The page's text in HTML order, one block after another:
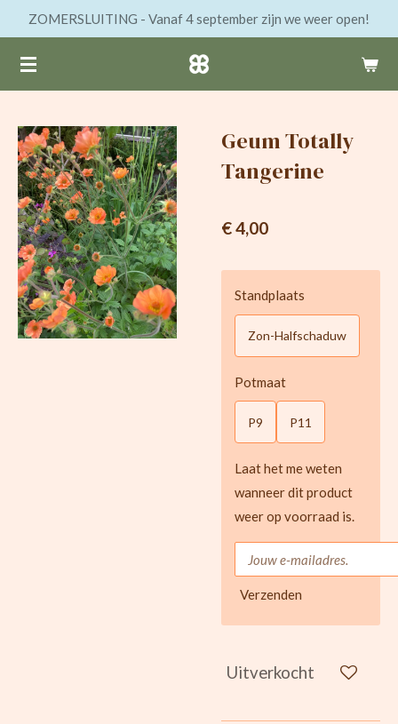
naar
de
ZOMERSLUITING - Vanaf 4 september zijn we weer open!
Geum Totally
Tangerine
€ 4,00
Standplaats
Zon-Halfschaduw
Potmaat
P9 P11
Laat het me weten
wanneer dit product
weer op voorraad is.
Verzenden
Uitverkocht